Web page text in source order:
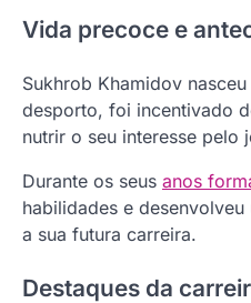
Vida precoce e
Sukhrob Khamidov
desporto, foi incentivado
nutrir o seu interesse pelo
Durante os seus anos
habilidades e
a sua futura carreira.
Destaques da